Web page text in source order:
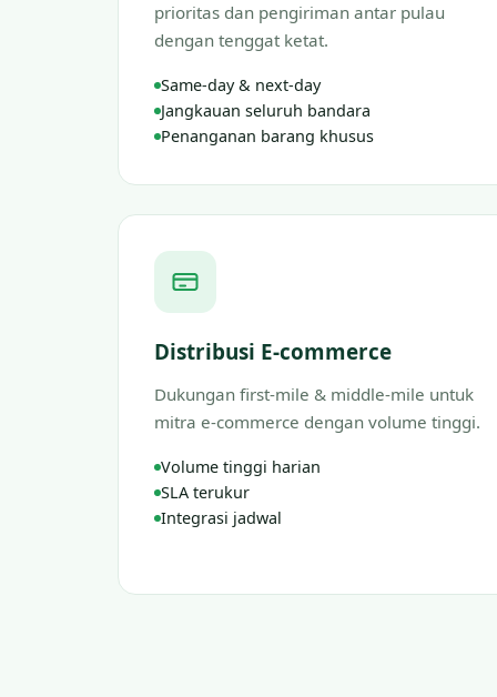
prioritas dan pengiriman antar pulau
dengan tenggat ketat.
Same-day & next-day
Jangkauan seluruh bandara
Penanganan barang khusus
Distribusi E-commerce
Dukungan first-mile & middle-mile untuk
mitra e-commerce dengan volume tinggi.
Volume tinggi harian
SLA terukur
Integrasi jadwal